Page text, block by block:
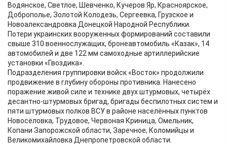
Водянское, Светлое, Шевченко, Кучеров Яр, Красноярское,
Доброполье, Золотой Колодезь, Сергеевка, Грузское и
Новоалександровка Донецкой Народной Республики.
Потери украинских вооруженных формирований составили
свыше 310 военнослужащих, бронеавтомобиль «Казак», 14
автомобилей и две 122 мм самоходные артиллерийские
установки «Гвоздика».
Подразделения группировки войск «Восток» продолжили
продвижение в глубину обороны противника. Нанесено
поражение живой силе и технике двух штурмовых, четырёх
десантно-штурмовых бригад, бригады беспилотных систем и
пяти штурмовых полков ВСУ в районе населённых пунктов
Новосёловка, Трудовое, Червоная Криница, Омельник,
Копани Запорожской области, Заречное, Коломийцы и
Великомихайловка Днепропетровской области.